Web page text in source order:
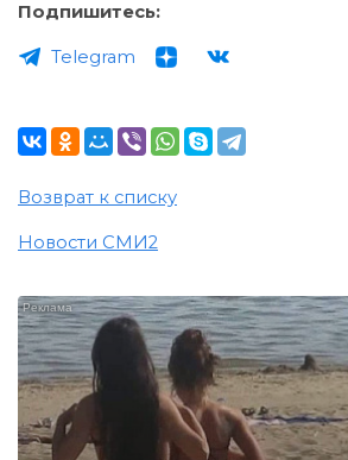
Подпишитесь:
Telegram
Возврат к списку
Новости СМИ2